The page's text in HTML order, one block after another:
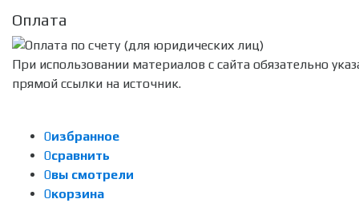
Оплата
При использовании материалов с сайта обязательно
прямой ссылки на источник.
0избранное
0сравнить
0вы смотрели
0корзина